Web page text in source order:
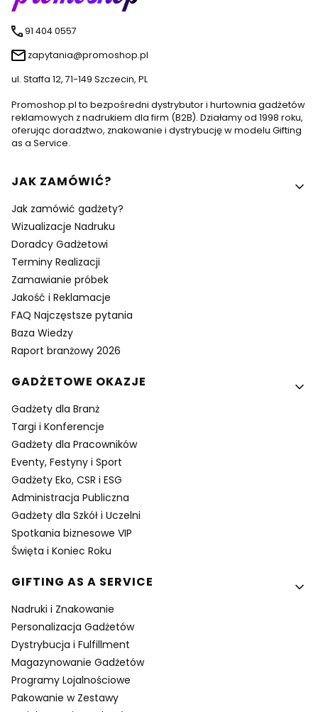
91 404 0557
zapytania@promoshop.pl
ul. Staffa 12, 71-149 Szczecin, PL
Promoshop.pl to bezpośredni dystrybutor i hurtownia gadżetów
reklamowych z nadrukiem dla firm (B2B). Działamy od 1998 roku,
oferując doradztwo, znakowanie i dystrybucję w modelu Gifting
as a Service.
Linki w stopce
JAK ZAMÓWIĆ?
Jak zamówić gadżety?
Wizualizacje Nadruku
Doradcy Gadżetowi
Terminy Realizacji
Zamawianie próbek
Jakość i Reklamacje
FAQ Najczęstsze pytania
Baza Wiedzy
Raport branżowy 2026
GADŻETOWE OKAZJE
Gadżety dla Branż
Targi i Konferencje
Gadżety dla Pracowników
Eventy, Festyny i Sport
Gadżety Eko, CSR i ESG
Administracja Publiczna
Gadżety dla Szkół i Uczelni
Spotkania biznesowe VIP
Święta i Koniec Roku
GIFTING AS A SERVICE
Nadruki i Znakowanie
Personalizacja Gadżetów
Dystrybucja i Fulfillment
Magazynowanie Gadżetów
Programy Lojalnościowe
Pakowanie w Zestawy